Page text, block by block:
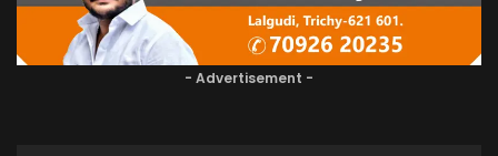
- Advertisement -